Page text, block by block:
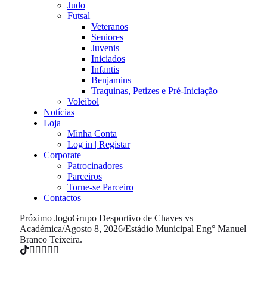
Judo
Futsal
Veteranos
Seniores
Juvenis
Iniciados
Infantis
Benjamins
Traquinas, Petizes e Pré-Iniciação
Voleibol
Notícias
Loja
Minha Conta
Log in | Registar
Corporate
Patrocinadores
Parceiros
Torne-se Parceiro
Contactos
Próximo JogoGrupo Desportivo de Chaves vs
Académica/Agosto 8, 2026/Estádio Municipal Eng° Manuel
Branco Teixeira.